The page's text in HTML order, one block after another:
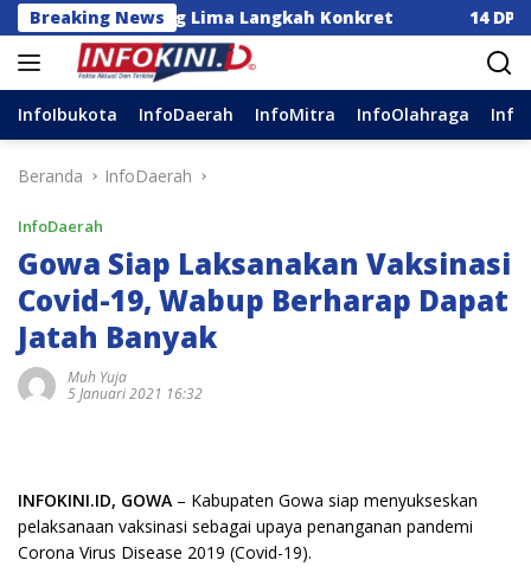
Langsung
ke
konten
Breaking News
Lima Langkah Konkret 14 DPC Terima SK
InfoIbukota InfoDaerah InfoMitra InfoOlahraga
Beranda InfoDaerah
InfoDaerah
Gowa Siap Laksanakan Vaksinasi
Covid-19, Wabup Berharap Dapat
Jatah Banyak
Muh Yuja
5 Januari 2021 16:32
INFOKINI.ID, GOWA – Kabupaten Gowa siap menyukseskan
pelaksanaan vaksinasi sebagai upaya penanganan pandemi
Corona Virus Disease 2019 (Covid-19).